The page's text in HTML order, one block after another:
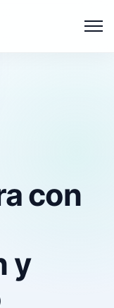
con
y